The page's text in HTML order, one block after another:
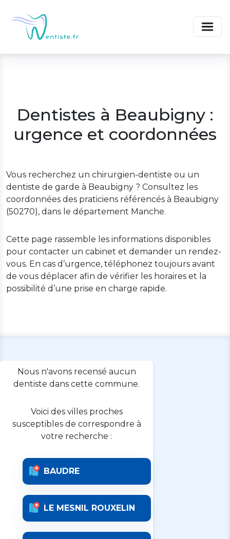
Dentistes à Beaubigny :
urgence et coordonnées
Vous recherchez un chirurgien-dentiste ou un
dentiste de garde à Beaubigny ? Consultez les
coordonnées des praticiens référencés à Beaubigny
(50270), dans le département Manche.
Cette page rassemble les informations disponibles
pour contacter un cabinet et demander un rendez-
vous. En cas d’urgence, téléphonez toujours avant
de vous déplacer afin de vérifier les horaires et la
possibilité d’une prise en charge rapide.
Nous n'avons recensé aucun
dentiste dans cette commune.
Voici des villes proches
susceptibles de correspondre à
votre recherche :
BAUDRE
LE MESNIL ROUXELIN